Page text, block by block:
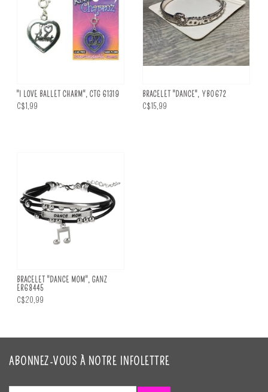
"I LOVE BALLET CHARM", CTG 61319
C$1,99
BRACELET "DANCE", YB0672
C$15,99
BRACELET ''DANCE MOM", GANZ
ER68445
C$20,99
ABONNEZ-VOUS À NOTRE INFOLETTRE